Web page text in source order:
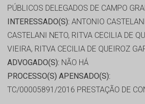
PÚBLICOS DELEGADOS DE CAMPO
INTERESSADO(S): ANTONIO
CASTELANI NETO, RITVA CECILIA DE
VIEIRA, RITVA CECILIA DE QUEIROZ
ADVOGADO(S): NÃO HÁ
PROCESSO(S) APENSADO(S):
TC/00005891/2016 PRESTAÇÃO DE